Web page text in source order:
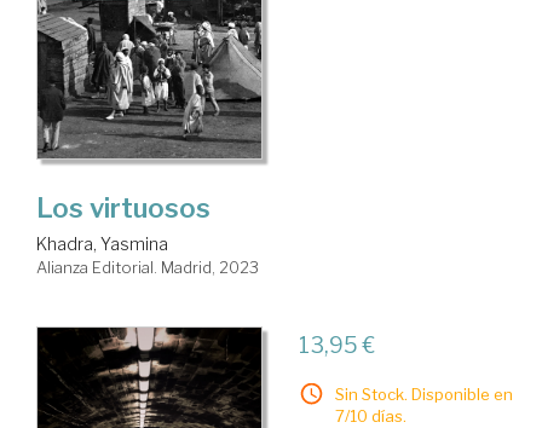
Los virtuosos
Khadra, Yasmina
Alianza Editorial. Madrid, 2023
13,95 €
Sin Stock. Disponible en
7/10 días.